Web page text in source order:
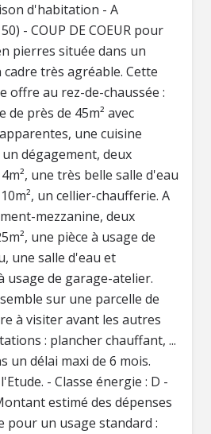
d'habitation - A
- COUP DE COEUR pour
pierres située dans un
très agréable. Cette
offre au rez-de-chaussée :
de près de 45m² avec
une cuisine
dégagement, deux
une très belle salle d'eau
un cellier-chaufferie. A
mezzanine, deux
une pièce à usage de
une salle d'eau et
usage de garage-atelier.
sur une parcelle de
à visiter avant les autres
: plancher chauffant, ...
un délai maxi de 6 mois.
- Classe énergie : D -
estimé des dépenses
pour un usage standard :